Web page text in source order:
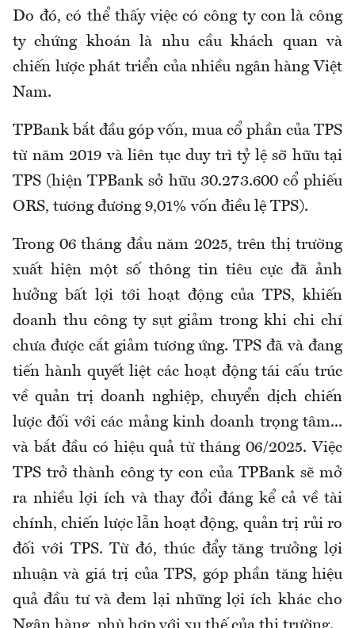
Do đó, có thể thấy việc có công ty con là công
ty chứng khoán là nhu cầu khách quan và
chiến lược phát triển của nhiều ngân hàng Việt
Nam.
TPBank bắt đầu góp vốn, mua cổ phần của TPS
từ năm 2019 và liên tục duy trì tỷ lệ sỡ hữu tại
TPS (hiện TPBank sở hữu 30.273.600 cổ phiếu
ORS, tương đương 9,01% vốn điều lệ TPS).
Trong 06 tháng đầu năm 2025, trên thị trường
xuất hiện một số thông tin tiêu cực đã ảnh
hưởng bất lợi tới hoạt động của TPS, khiến
doanh thu công ty sụt giảm trong khi chi chí
chưa được cắt giảm tương ứng. TPS đã và đang
tiến hành quyết liệt các hoạt động tái cấu trúc
về quản trị doanh nghiệp, chuyển dịch chiến
lược đối với các mảng kinh doanh trọng tâm...
và bắt đầu có hiệu quả từ tháng 06/2025. Việc
TPS trở thành công ty con của TPBank sẽ mở
ra nhiều lợi ích và thay đổi đáng kể cả về tài
chính, chiến lược lẫn hoạt động, quản trị rủi ro
đối với TPS. Từ đó, thúc đẩy tăng trưởng lợi
nhuận và giá trị của TPS, góp phần tăng hiệu
quả đầu tư và đem lại những lợi ích khác cho